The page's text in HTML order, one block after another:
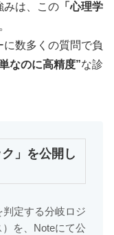
みは、この 「心理学
。
数多くの質問で負
なのに高精度”な診
」を公開し
定する分岐ロジ
を、Noteにて公